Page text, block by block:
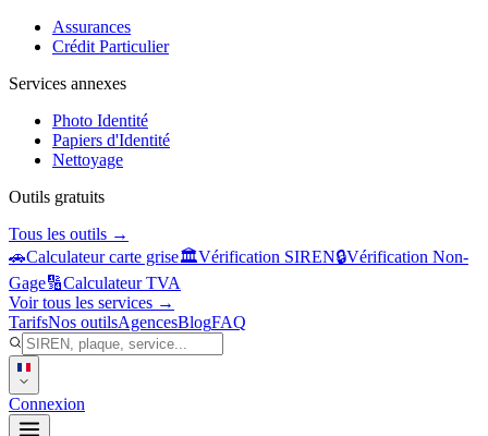
Assurances
Crédit Particulier
Services annexes
Photo Identité
Papiers d'Identité
Nettoyage
Outils gratuits
Tous les outils →
🚗Calculateur carte grise🏛️Vérification SIREN🔒Vérification Non-
Gage🔢Calculateur TVA
Voir tous les services →
TarifsNos outilsAgencesBlogFAQ
Connexion